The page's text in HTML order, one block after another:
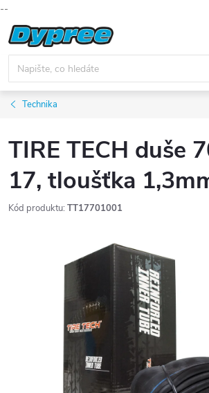
--
Přejít
na
obsah
Technika
TIRE TECH duše
17, tloušťka
Kód produktu: TT17701001